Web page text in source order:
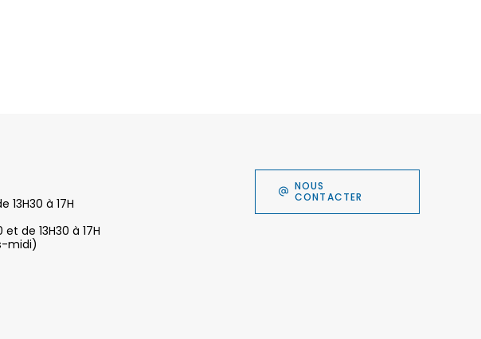
13H30 à 17H
de 13H30 à 17H
midi)
NOUS
CONTACTER